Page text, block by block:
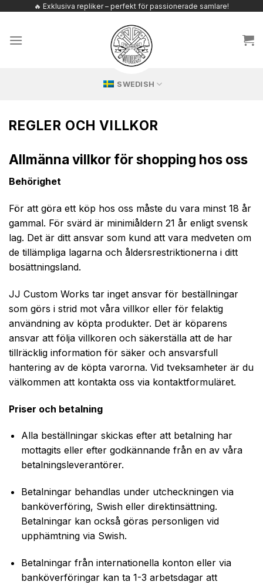
innehållet
🔥 Exklusiva repliker – perfekt för passionerade samlare!
SWEDISH
REGLER OCH VILLKOR
Allmänna villkor för shopping hos oss
Behörighet
För att göra ett köp hos oss måste du vara minst 18 år
gammal. För svärd är minimiåldern 21 år enligt svensk
lag. Det är ditt ansvar som kund att vara medveten om
de tillämpliga lagarna och åldersrestriktionerna i ditt
bosättningsland.
JJ Custom Works tar inget ansvar för beställningar
som görs i strid mot våra villkor eller för felaktig
användning av köpta produkter. Det är köparens
ansvar att följa villkoren och säkerställa att de har
tillräcklig information för säker och ansvarsfull
hantering av de köpta varorna. Vid tveksamheter är du
välkommen att kontakta oss via kontaktformuläret.
Priser och betalning
Alla beställningar skickas efter att betalning har
mottagits eller efter godkännande från en av våra
betalningsleverantörer.
Betalningar behandlas under utcheckningen via
banköverföring, Swish eller direktinsättning.
Betalningar kan också göras personligen vid
upphämtning via Swish.
Betalningar från internationella konton eller via
banköverföringar kan ta 1-3 arbetsdagar att